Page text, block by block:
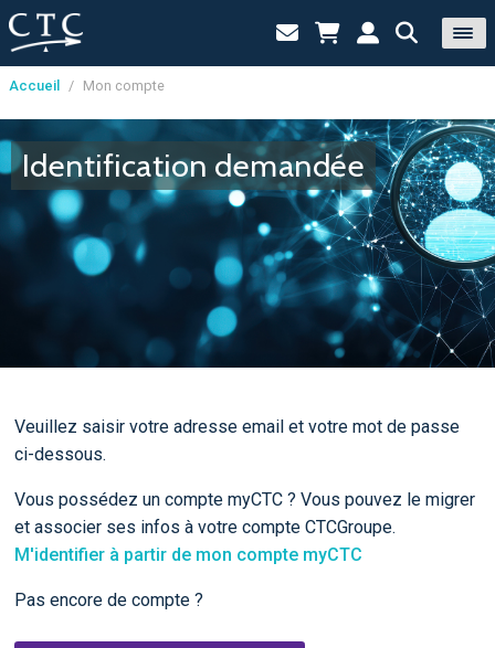
Panneau de gestion des cookies
Accueil / Mon compte
Identification demandée
Veuillez saisir votre adresse email et votre mot de passe
ci-dessous.
Vous possédez un compte myCTC ? Vous pouvez le migrer
et associer ses infos à votre compte CTCGroupe.
M'identifier à partir de mon compte myCTC
Pas encore de compte ?